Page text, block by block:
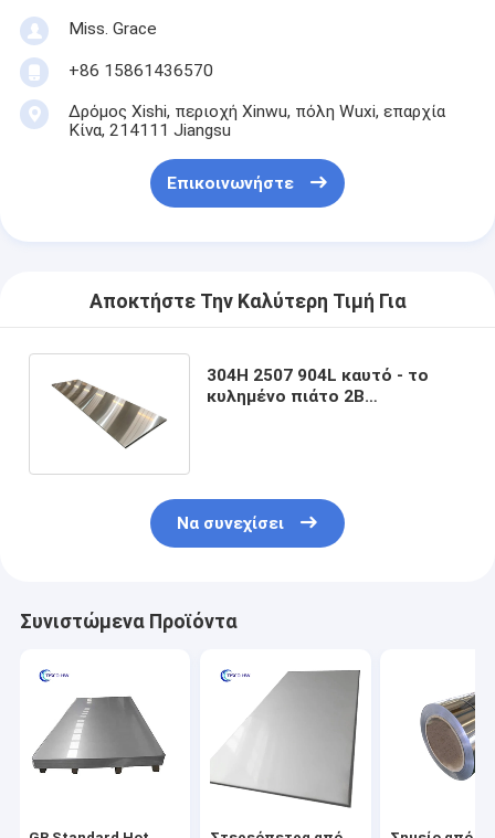
Miss. Grace
+86 15861436570
Δρόμος Xishi, περιοχή Xinwu, πόλη Wuxi, επαρχία
Κίνα, 214111 Jiangsu
Επικοινωνήστε
Αποκτήστε Την Καλύτερη Τιμή Για
304H 2507 904L καυτό - το
κυλημένο πιάτο 2B
Να συνεχίσει
Συνιστώμενα Προϊόντα